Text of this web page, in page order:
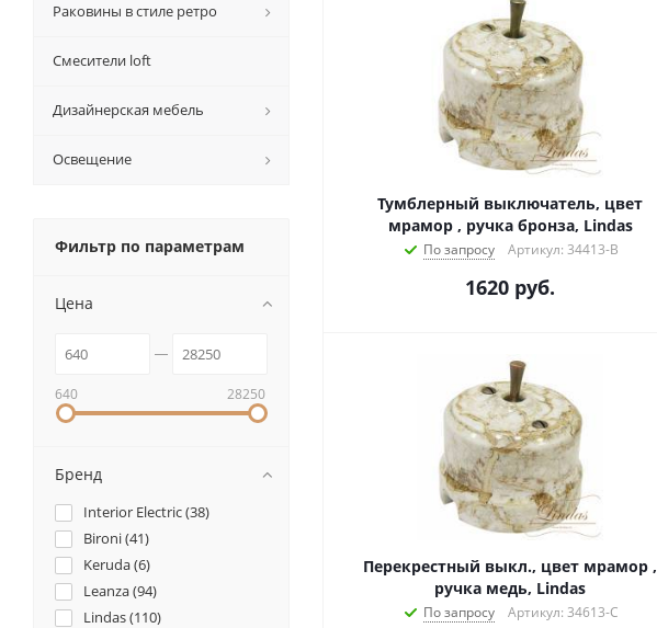
Тумблерный выключатель, цвет
мрамор , ручка бронза, Lindas
По запросу Артикул: 34413-B
1620 руб.
Перекрестный выкл., цвет мрамор ,
ручка медь, Lindas
По запросу Артикул: 34613-C
Раковины в стиле ретро
Смесители loft
Дизайнерская мебель
Освещение
Фильтр по параметрам
Цена
640 28250
Бренд
Interior Electric (38)
Bironi (41)
Keruda (6)
Leanza (94)
Lindas (110)